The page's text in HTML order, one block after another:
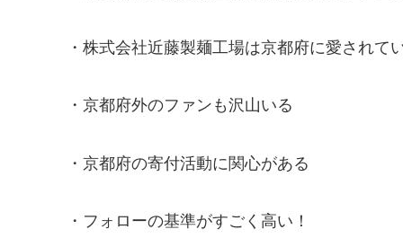
・株式会社近藤製麺工場は京都府に愛されて
・京都府外のファンも沢山いる
・京都府の寄付活動に関心がある
・フォローの基準がすごく高い！